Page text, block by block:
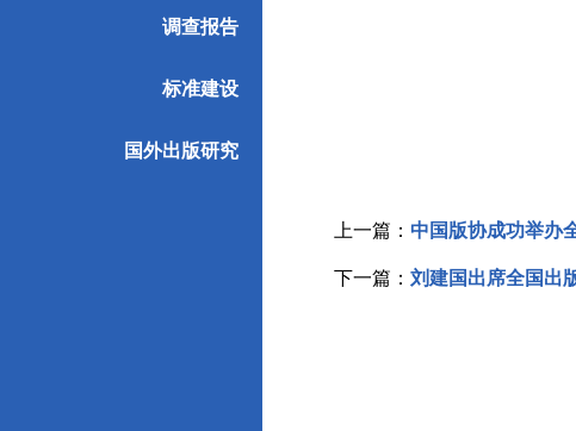
调查报告
标准建设
国外出版研究
上一篇： 中国版协成功举办
下一篇： 刘建国出席全国出